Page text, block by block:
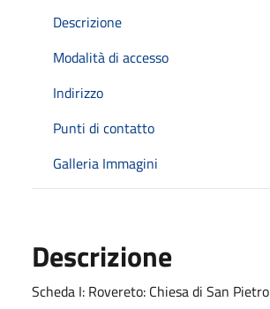
Descrizione
Modalità di accesso
Indirizzo
Punti di contatto
Galleria Immagini
Descrizione
Scheda I: Rovereto: Chiesa di San Pietro